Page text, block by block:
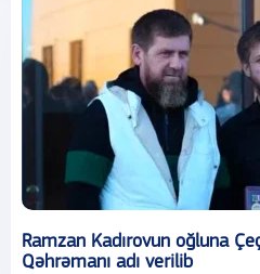
Ramzan Kadırovun oğluna
Qəhrəmanı adı verilib